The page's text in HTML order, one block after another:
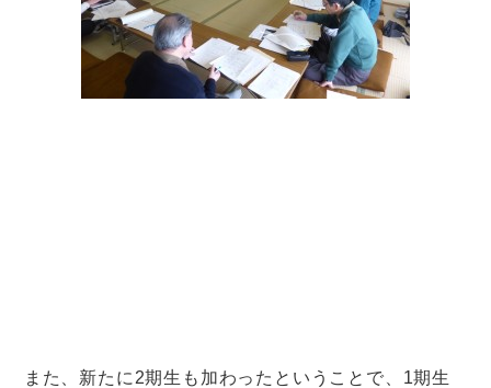
また、新たに2期生も加わったということで、1期生